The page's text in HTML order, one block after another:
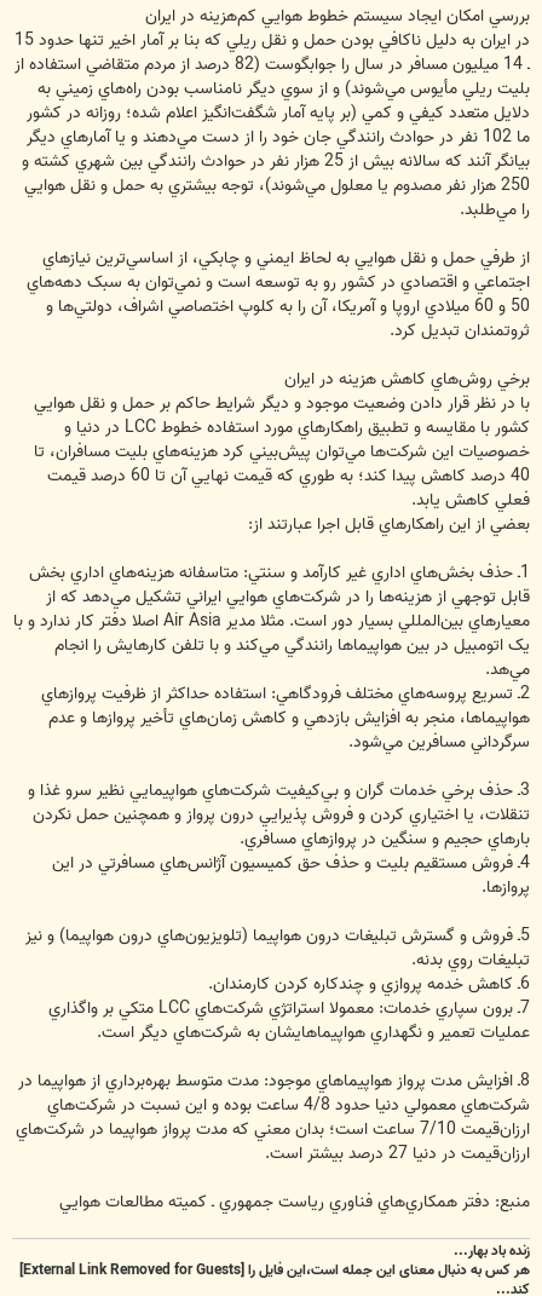
بررسي امکان ايجاد سيستم خطوط هوايي کم‌هزينه در ايران
در ايران به دليل ناکافي بودن حمل و نقل ريلي که بنا بر آمار اخير تنها حدود 15
ـ 14 ميليون مسافر در سال را جوابگوست (82 درصد از مردم متقاضي استفاده از
بليت ريلي مأيوس مي‌شوند) و از سوي ديگر نامناسب بودن راه‌هاي زميني به
دلايل متعدد کيفي و کمي (بر پايه آمار شگفت‌انگيز اعلام شده؛ روزانه در کشور
ما 102 نفر در حوادث رانندگي جان خود را از دست مي‌دهند و يا آمارهاي ديگر
بيانگر آنند که سالانه بيش از 25 هزار نفر در حوادث رانندگي بين شهري کشته و
250 هزار نفر مصدوم يا معلول مي‌‌شوند)، توجه بيشتري به حمل و نقل هوايي
را مي‌طلبد.
از طرفي حمل و نقل هوايي به لحاظ ايمني و چابکي، از اساسي‌ترين نيازهاي
اجتماعي و اقتصادي در کشور رو به توسعه است و نمي‌توان به سبک دهه‌هاي
50 و 60 ميلادي اروپا و آمريکا، آن را به کلوپ اختصاصي اشراف، دولتي‌ها و
ثروتمندان تبديل کرد.
برخي روش‌‌هاي کاهش هزينه در ايران
با در نظر قرار دادن وضعيت موجود و ديگر شرايط حاکم بر حمل و نقل هوايي
کشور با مقايسه و تطبيق راهکارهاي مورد استفاده خطوط LCC در دنيا و
خصوصيات اين شرکت‌ها مي‌توان پيش‌بيني کرد هزينه‌هاي بليت مسافران، تا
40 درصد کاهش پيدا كند؛ به طوري که قيمت نهايي آن تا 60 درصد قيمت
فعلي کاهش يابد.
بعضي از اين راهکارهاي قابل اجرا عبارتند از:
1ـ حذف بخش‌هاي اداري غير کارآمد و سنتي: متاسفانه هزينه‌هاي اداري بخش
قابل توجهي از هزينه‌ها را در شرکت‌هاي هوايي ايراني تشکيل مي‌دهد که از
معيارهاي بين‌المللي بسيار دور است. مثلا مدير Air Asia اصلا دفتر کار ندارد و با
يک اتومبيل در بين هواپيماها رانندگي مي‌کند و با تلفن کارهايش را انجام
مي‌هد.
2ـ تسريع پروسه‌هاي مختلف فرودگاهي: استفاده حداکثر از ظرفيت پروازهاي
هواپيماها، منجر به افزايش بازدهي و کاهش زمان‌هاي تأخير پروازها و عدم
سرگرداني مسافرين مي‌شود.
3ـ حذف برخي خدمات گران و بي‌کيفيت شرکت‌هاي هواپيمايي نظير سرو غذا و
تنقلات، يا اختياري کردن و فروش پذيرايي درون پرواز و همچنين حمل نکردن
بارهاي حجيم و سنگين در پروازهاي مسافري.
4ـ فروش مستقيم بليت و حذف حق کميسيون‌ آژانس‌هاي مسافرتي در اين
پروازها.
5ـ فروش و گسترش تبليغات درون هواپيما (تلويزيون‌هاي درون هواپيما) و نيز
تبليغات روي بدنه.
6ـ کاهش خدمه پروازي و چندکاره کردن کارمندان.
7ـ برون سپاري خدمات: معمولا استراتژي شرکت‌هاي LCC متکي بر واگذاري
عمليات تعمير و نگهداري هواپيماهايشان به شرکت‌هاي ديگر است.
8ـ افزايش مدت پرواز هواپيماهاي موجود: مدت متوسط بهره‌برداري از هواپيما در
شرکت‌هاي معمولي دنيا حدود 4/8 ساعت بوده و اين نسبت در شرکت‌هاي
ارزان‌قيمت 7/10 ساعت است؛ بدان معني که مدت پرواز هواپيما در شرکت‌هاي
ارزان‌قيمت در دنيا 27 درصد بيشتر است.
منبع: دفتر همکاري‌هاي فناوري رياست جمهوري ـ کميته مطالعات هوايي
زنده باد بهار...
هر کس به دنبال معنای این جمله است،این فایل را [External Link Removed for Guests]
کند...